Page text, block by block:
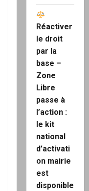
Réactiver
le droit
par la
base –
Zone
Libre
passe à
l’action :
le kit
national
d’activati
on mairie
est
disponible